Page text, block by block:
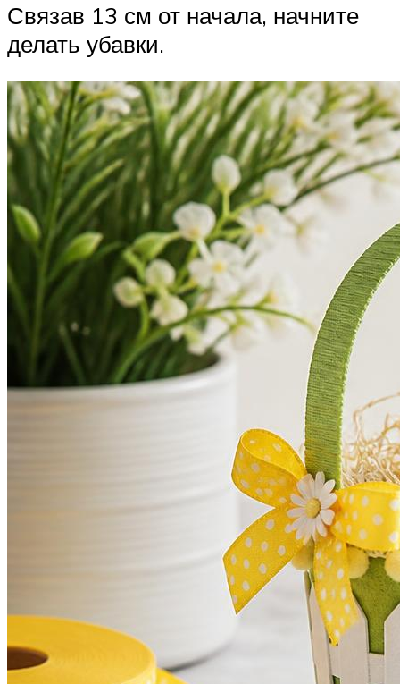
Связав 13 см от начала, начните
делать убавки.